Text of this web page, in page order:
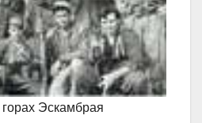
Эскамбрая